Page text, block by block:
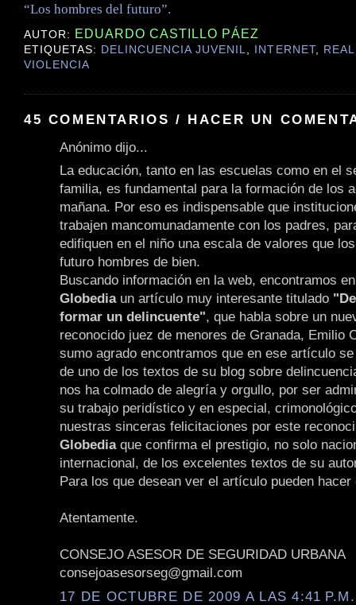
“Los hombres del futuro”.
AUTOR: EDUARDO CASTILLO PÁEZ
ETIQUETAS: DELINCUENCIA JUVENIL, INTERNET,
VIOLENCIA
45 COMENTARIOS / HACER UN
Anónimo dijo...
La educación, tanto en las escuelas como en el
familia, es fundamental para la formación de los
mañana. Por eso es indispensable que
trabajen mancomunadamente con los padres,
edifiquen en el niño una escala de valores que
futuro hombres de bien.
Buscando información en la web, encontramos
Globediaun artículo muy interesante titulado
formar un delincuente", que habla sobre un
reconocido juez de menores de Granada, Emilio
sumo agrado encontramos que en ese artículo
de uno de los textos de su blog sobre
nos ha colmado de alegría y orgullo, por ser
su trabajo peridístico y en especial,
nuestras sinceras felicitaciones por este
Globediaque confirma el prestigio, no solo
internacional, de los excelentes textos de su
Para los que desean ver el artículo pueden
Atentamente.
CONSEJO ASESOR DE SEGURIDAD URBANA
consejoasesorseg@gmail.com
17 DE OCTUBRE DE 2009 A LAS 4:41 P.M.